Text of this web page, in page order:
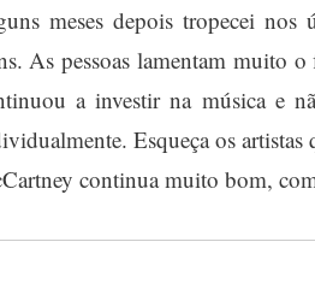
meses depois tropecei
As pessoas lamentam muito
a investir na música e
Esqueça os artistas
continua muito bom,